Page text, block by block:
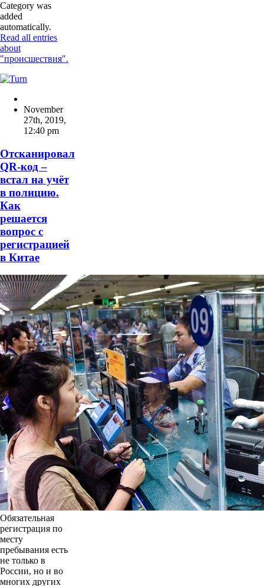
Category was
added
automatically.
Read all entries
about
"происшествия".
November
27th, 2019,
12:40 pm
Отсканировал
QR-код –
встал на учёт
в полицию.
Как
решается
вопрос с
регистрацией
в Китае
Обязательная
регистрация по
месту
пребывания есть
не только в
России, но и во
многих других